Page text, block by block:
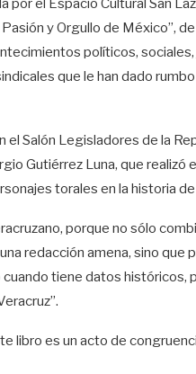
por el Espacio Cultural San
y Orgullo de México”,
políticos,
que le han dado
el Salón Legisladores de la
Gutiérrez Luna, que
torales en la historia
porque no sólo
redacción amena, sino
tiene datos históricos,
libro es un acto de